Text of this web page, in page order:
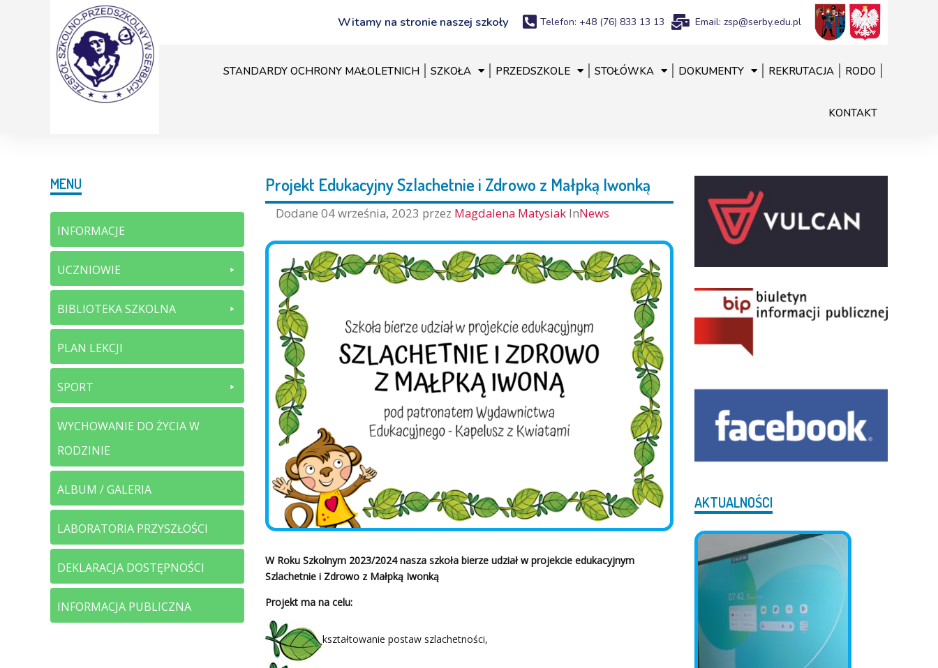
Witamy na stronie naszej szkoły Telefon: +48 (76) 833 13 13 Email: zsp@serby.edu.pl
STANDARDY OCHRONY MAŁOLETNICH SZKOŁA PRZEDSZKOLE STOŁÓWKA DOKUMENTY REKRUTACJA RODO
KONTAKT
Projekt Edukacyjny Szlachetnie i Zdrowo z Małpką Iwonką
Dodane 04 września, 2023 przez Magdalena Matysiak InNews
W Roku Szkolnym 2023/2024 nasza szkoła bierze udział w projekcie edukacyjnym
Szlachetnie i Zdrowo z Małpką Iwonką
Projekt ma na celu:
kształtowanie postaw szlachetności,
MENU
INFORMACJE
UCZNIOWIE
BIBLIOTEKA SZKOLNA
PLAN LEKCJI
SPORT
WYCHOWANIE DO ŻYCIA W
RODZINIE
ALBUM / GALERIA
LABORATORIA PRZYSZŁOŚCI
DEKLARACJA DOSTĘPNOŚCI
INFORMACJA PUBLICZNA
AKTUALNOŚCI